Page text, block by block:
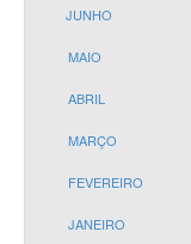
JUNHO
MAIO
ABRIL
MARÇO
FEVEREIRO
JANEIRO